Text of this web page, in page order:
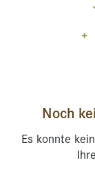
Noch
Es konnte